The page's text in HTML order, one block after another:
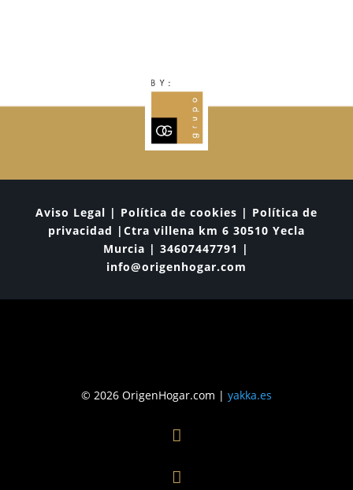
Aviso Legal | Política de cookies | Política de
privacidad |Ctra villena km 6 30510 Yecla
Murcia | 34607447791 |
info@origenhogar.com
© 2026 OrigenHogar.com | yakka.es

